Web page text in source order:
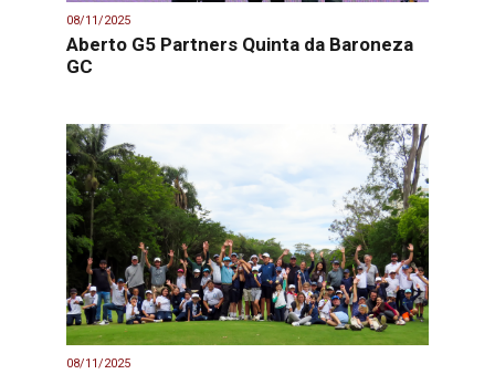
08/11/2025
Aberto G5 Partners Quinta da Baroneza
GC
08/11/2025